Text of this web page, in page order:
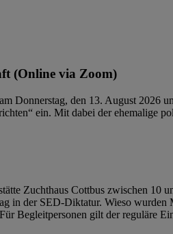
(Online via Zoom)
Donnerstag, den 13. August
ein. Mit dabei der ehemalige
Zuchthaus Cottbus zwischen
in der SED-Diktatur. Wieso
Begleitpersonen gilt der reguläre